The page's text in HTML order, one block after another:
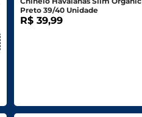
Preto 39/40 Unidade
R$ 39,99